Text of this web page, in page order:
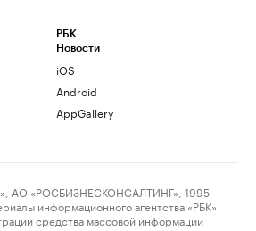
РБК
Новости
iOS
Android
AppGallery
АО «РОСБИЗНЕСКОНСАЛТИНГ», 1995–
информационного агентства «РБК»
средства массовой информации